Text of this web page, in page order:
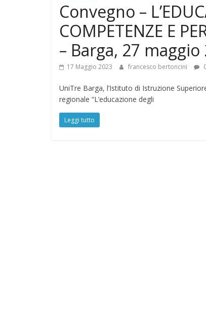
Convegno –
COMPETENZE E
– Barga, 27 maggio
17 Maggio 2023 francesco bertoncini
UniTre Barga, l’Istituto di Istruzione
regionale “L’educazione degli
Leggi tutto